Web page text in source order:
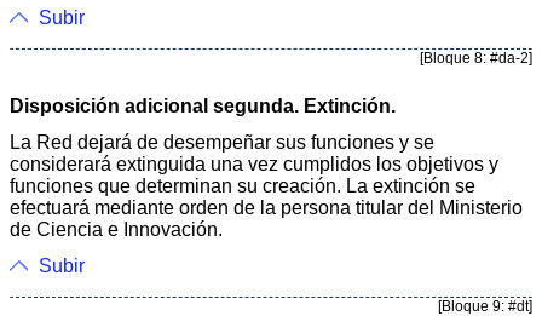
Subir
[Bloque 8: #da-2]
Disposición adicional segunda. Extinción.
La Red dejará de desempeñar sus funciones y se
considerará extinguida una vez cumplidos los objetivos y
funciones que determinan su creación. La extinción se
efectuará mediante orden de la persona titular del Ministerio
de Ciencia e Innovación.
Subir
[Bloque 9: #dt]